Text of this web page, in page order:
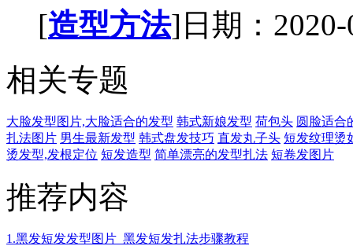
[造型方法]日期：2020-
相关专题
大脸发型图片,大脸适合的发型 韩式新娘发型 荷包头 圆脸适合
扎法图片 男生最新发型 韩式盘发技巧 直发丸子头 短发纹理烫
烫发型,发根定位 短发造型 简单漂亮的发型扎法 短卷发图片
推荐内容
1.黑发短发发型图片_黑发短发扎法步骤教程